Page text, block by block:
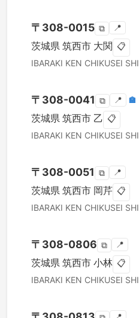
〒 308-0015 ⧉ 📍
茨城県 筑西市 大関 📋
IBARAKI KEN CHIKUSEI SHI
〒 308-0041 ⧉ 📍 🏣
茨城県 筑西市 乙 📋
IBARAKI KEN CHIKUSEI SHI
〒 308-0051 ⧉ 📍
茨城県 筑西市 岡芹 📋
IBARAKI KEN CHIKUSEI SHI
〒 308-0806 ⧉ 📍
茨城県 筑西市 小林 📋
IBARAKI KEN CHIKUSEI SHI